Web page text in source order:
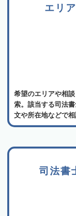
エリ
希望のエリアや相
索。該当する司法
文や所在地などで相
司法書